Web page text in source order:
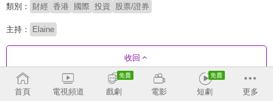
類別： 財經 香港 國際 投資 股票/證券
主持： Elaine
收回
劇集列表 收合
首頁 電視頻道 戲劇 電影 短劇 更多